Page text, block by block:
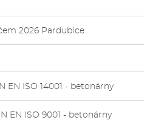
2026 Pardubice
EN ISO 14001 - betonárny
EN ISO 9001 - betonárny